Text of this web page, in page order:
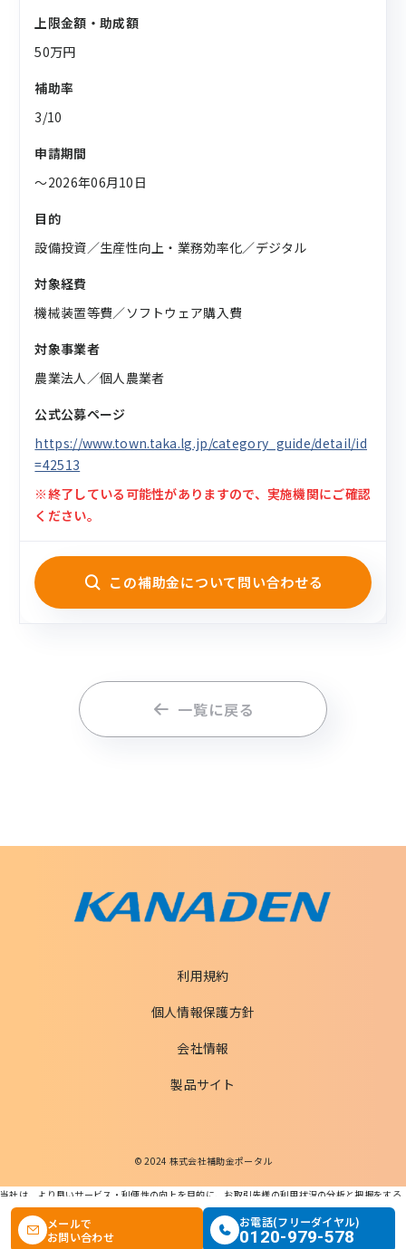
メールで
お問い合わせ
お電話(フリーダイヤル)
0120-979-578
この条件で検索する
上限金額・助成額
50万円
補助率
3/10
申請期間
〜2026年06月10日
目的
設備投資／生産性向上・業務効率化／デジタル
対象経費
機械装置等費／ソフトウェア購入費
対象事業者
農業法人／個人農業者
公式公募ページ
https://www.town.taka.lg.jp/category_guide/detail/id
=42513
※終了している可能性がありますので、実施機関にご確認
ください。
この補助金について問い合わせる
一覧に戻る
利用規約
個人情報保護方針
会社情報
製品サイト
© 2024 株式会社補助金ポータル
当社は、より良いサービス・利便性の向上を目的に、お取引先様の利用状況の分析と把握をする
ためCookieを利用します。
本ウェブサイトを利用することで、Cookieの使用に同意するものとします。
個人情報の適正な取扱いに関する基本方針